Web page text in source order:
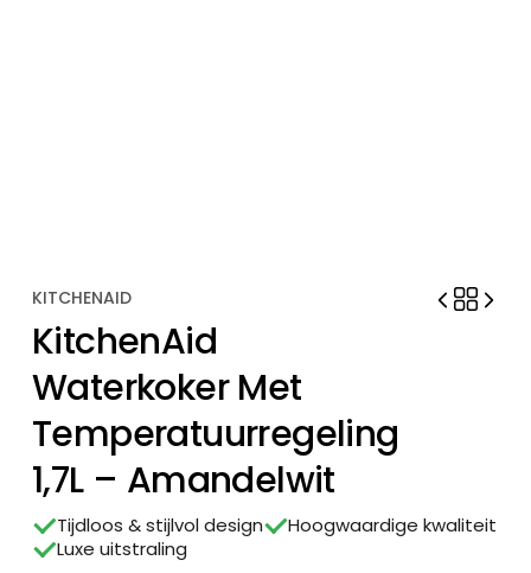
KITCHENAID
KitchenAid
Waterkoker Met
Temperatuurregeling
1,7L – Amandelwit
Tijdloos & stijlvol design
Hoogwaardige kwaliteit
Luxe uitstraling